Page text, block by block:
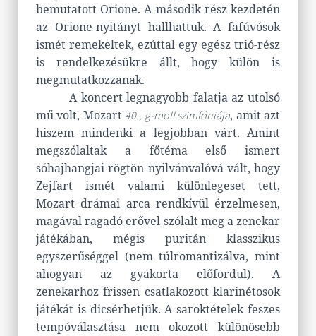
bemutatott Orione. A második rész kezdetén
az Orione-nyitányt hallhattuk. A fafúvósok
ismét remekeltek, ezúttal egy egész trió-rész
is rendelkezésükre állt, hogy külön is
megmutatkozzanak.
A koncert legnagyobb falatja az utolsó
mű volt, Mozart 40., g-moll szimfóniája, amit azt
hiszem mindenki a legjobban várt. Amint
megszólaltak a főtéma első ismert
sóhajhangjai rögtön nyilvánvalóvá vált, hogy
Zejfart ismét valami különlegeset tett,
Mozart drámai arca rendkívül érzelmesen,
magával ragadó erővel szólalt meg a zenekar
játékában, mégis puritán klasszikus
egyszerűséggel (nem túlromantizálva, mint
ahogyan az gyakorta előfordul). A
zenekarhoz frissen csatlakozott klarinétosok
játékát is dicsérhetjük. A saroktételek feszes
tempóválasztása nem okozott különösebb